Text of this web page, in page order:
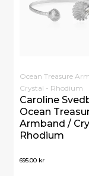
Ocean Treasure
Crystal - Rhodium
Caroline
Ocean
Armband /
Rhodium
695.00 kr